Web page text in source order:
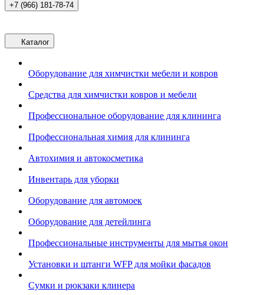
+7 (966) 181-78-74
Каталог
Оборудование для химчистки мебели и ковров
Средства для химчистки ковров и мебели
Профессиональное оборудование для клининга
Профессиональная химия для клининга
Автохимия и автокосметика
Инвентарь для уборки
Оборудование для автомоек
Оборудование для детейлинга
Профессиональные инструменты для мытья окон
Установки и штанги WFP для мойки фасадов
Сумки и рюкзаки клинера